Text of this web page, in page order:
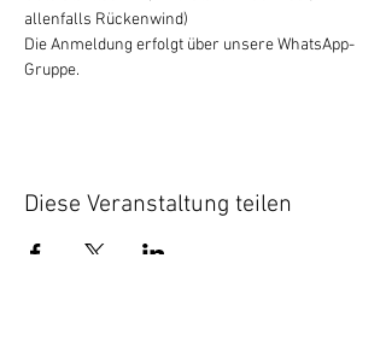
allenfalls Rückenwind)
Die Anmeldung erfolgt über unsere WhatsApp-
Gruppe.
Diese Veranstaltung teilen